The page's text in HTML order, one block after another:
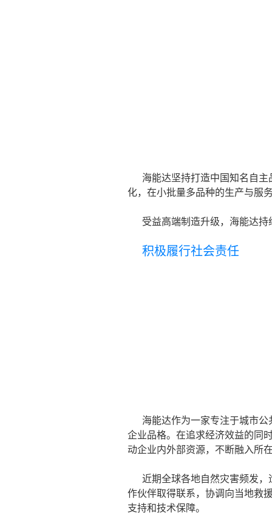
海能达坚持打造中国知名自
化，在小批量多品种的生产与服
受益高端制造升级，海能达
积极履行社会责任
海能达作为一家专注于城市
企业品格。在追求经济效益的同
动企业内外部资源，不断融入所
近期全球各地自然灾害频发
作伙伴取得联系，协调向当地救
支持和技术保障。